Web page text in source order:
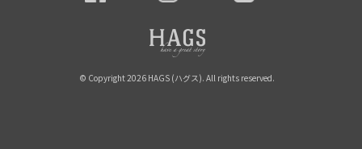
© Copyright 2026 HAGS (ハグス). All rights reserved.